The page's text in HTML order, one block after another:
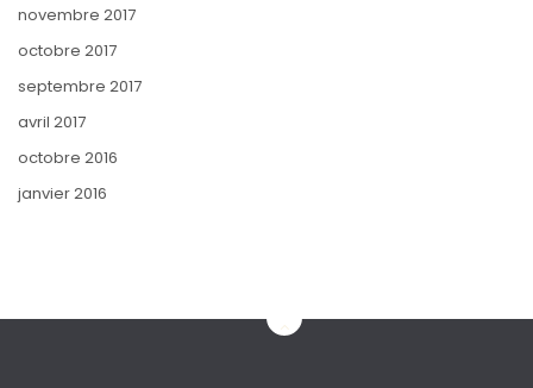
novembre 2017
octobre 2017
septembre 2017
avril 2017
octobre 2016
janvier 2016